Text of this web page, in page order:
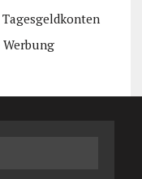
Tagesgeldkonten
Werbung